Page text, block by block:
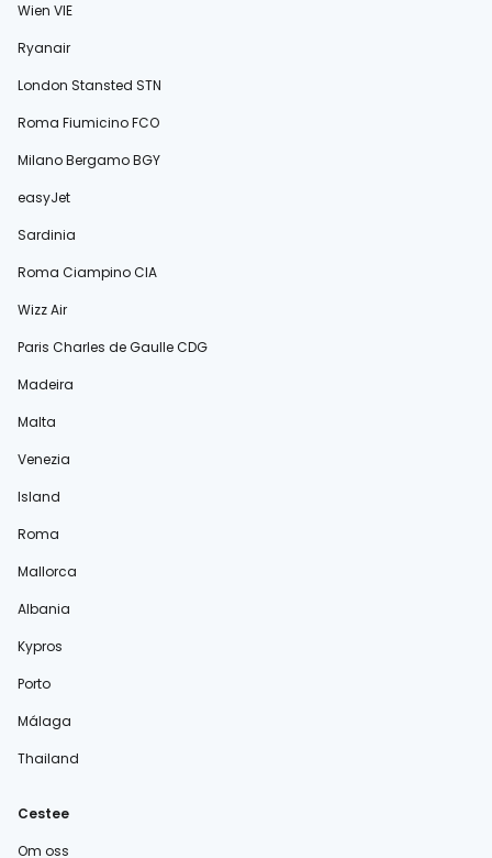
Wien VIE
Ryanair
London Stansted STN
Roma Fiumicino FCO
Milano Bergamo BGY
easyJet
Sardinia
Roma Ciampino CIA
Wizz Air
Paris Charles de Gaulle CDG
Madeira
Malta
Venezia
Island
Roma
Mallorca
Albania
Kypros
Porto
Málaga
Thailand
Cestee
Om oss